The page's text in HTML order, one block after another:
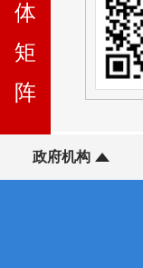
体
矩
阵
政府机构